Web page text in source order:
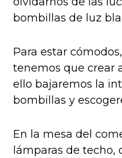
bombillas de luz
Para estar
tenemos que crear
ello bajaremos la
bombillas y
En la mesa del
lámparas de techo,